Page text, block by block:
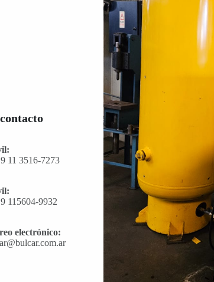
11 3516-7273
115604-9932
electrónico: